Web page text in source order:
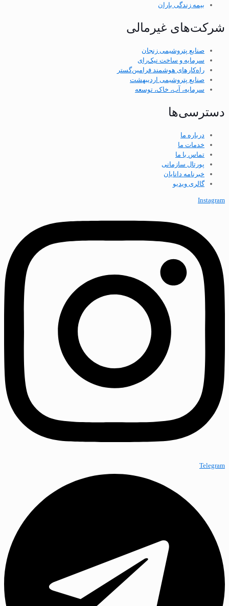
بیمه زندگی باران
شرکت‌های غیرمالی
صنایع پتروشیمی زنجان
سرمایه و ساخت نیک‌رای
راه‌کارهای هوشمند فرامین‌گستر
صنایع پتروشیمی اردیبهشت
سرمایه، آب، خاک، توسعه
دسترسی‌ها
درباره ما
خدمات ما
تماس با ما
پورتال سازمانی
خبرنامه دانایان
گالری ویدیو
Instagram
Telegram